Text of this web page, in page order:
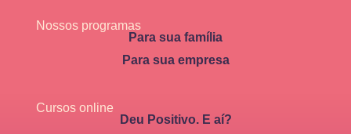
Nossos programas
Para sua família
Para sua empresa
Cursos online
Deu Positivo. E aí?